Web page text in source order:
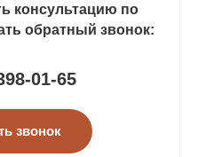
консультацию по
обратный звонок:
01-65
звонок